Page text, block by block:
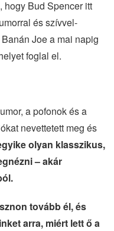
hogy Bud Spencer itt
és szívvel-
Joe a mai napig
foglal el.
a pofonok és a
nevettetett meg és
olyan klasszikus,
– akár
tovább él, és
arra, miért lett ő a